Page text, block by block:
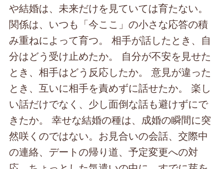
や結婚は、未来だけを見ていては育たない。
関係は、いつも「今ここ」の小さな応答の積
み重ねによって育つ。 相手が話したとき、自
分はどう受け止めたか。 自分が不安を見せた
とき、相手はどう反応したか。 意見が違った
とき、互いに相手を責めずに話せたか。 楽し
い話だけでなく、少し面倒な話も避けずにで
きたか。 幸せな結婚の種は、成婚の瞬間に突
然咲くのではない。お見合いの会話、交際中
の連絡、デートの帰り道、予定変更への対